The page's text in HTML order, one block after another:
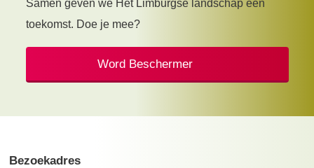
Samen geven we Het Limburgse landschap een
toekomst. Doe je mee?
Word Beschermer
Bezoekadres